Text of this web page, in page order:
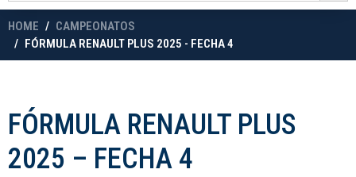
HOME
CAMPEONATOS
FÓRMULA RENAULT PLUS 2025 - FECHA 4
FÓRMULA RENAULT PLUS
2025 – FECHA 4